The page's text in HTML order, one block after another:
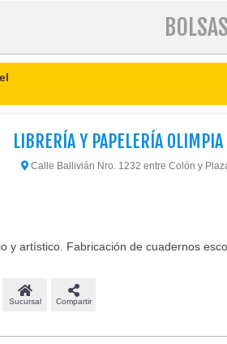
LIBRERÍA Y PAPELERÍA
Calle Ballivián Nro. 1232 entre Colón y
y artístico. Fabricación de cuadernos
Sucursal Compartir